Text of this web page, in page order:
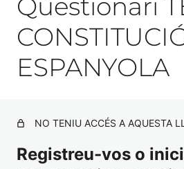
Qüestionari
ESPANYOLA
NO TENIU ACCÉS A AQUESTA
Registreu-vos o